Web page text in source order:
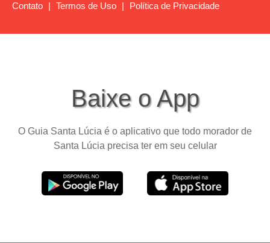
Contato | Termos de Uso | Política de Privacidade
Baixe o App
O Guia Santa Lúcia é o aplicativo que todo morador de
Santa Lúcia precisa ter em seu celular